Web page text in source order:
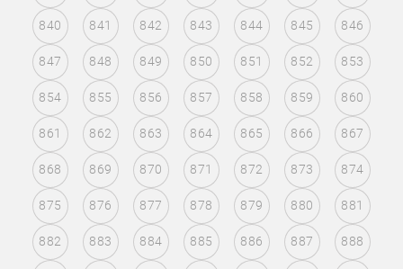
840 841 842 843 844 845 846
847 848 849 850 851 852 853
854 855 856 857 858 859 860
861 862 863 864 865 866 867
868 869 870 871 872 873 874
875 876 877 878 879 880 881
882 883 884 885 886 887 888